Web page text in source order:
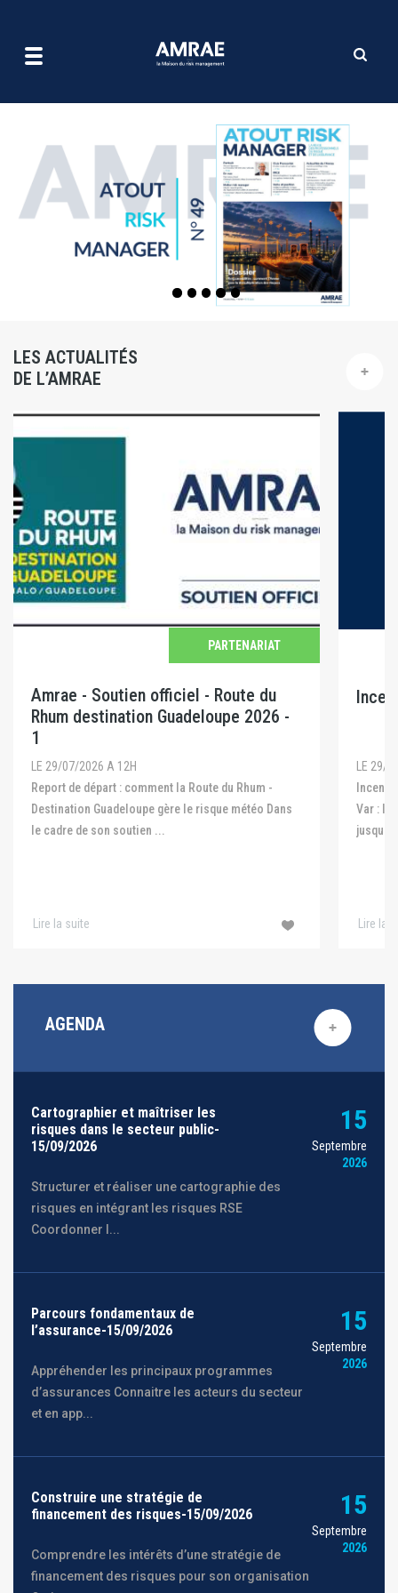
contenu
LES ACTUALITÉS
DE L’AMRAE
PARTENARIAT
Amrae - Soutien officiel - Route du
Rhum destination Guadeloupe 2026 -
1
LE 29/07/2026 A 12H
Report de départ : comment la Route du Rhum -
Destination Guadeloupe gère le risque météo Dans
le cadre de son soutien ...
Lire la suite
LE 29/
Var : le
Lire la
AGENDA
Cartographier et maîtriser les
risques dans le secteur public-
15/09/2026
Structurer et réaliser une cartographie des
risques en intégrant les risques RSE
Coordonner l...
15
Septembre
2026
Parcours fondamentaux de
l’assurance-15/09/2026
Appréhender les principaux programmes
d’assurances Connaitre les acteurs du secteur
et en app...
15
Septembre
2026
Construire une stratégie de
financement des risques-15/09/2026
Comprendre les intérêts d’une stratégie de
financement des risques pour son organisation
15
Septembre
2026